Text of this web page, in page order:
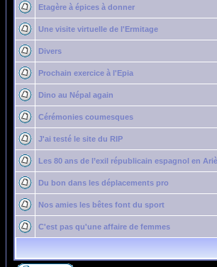
Etagère à épices à donner
Une visite virtuelle de l'Ermitage
Divers
Prochain exercice à l'Epia
Dino au Népal again
Cérémonies coumesques
J'ai testé le site du RIP
Les 80 ans de l’exil républicain espagnol en
Du bon dans les déplacements pro
Nos amies les bêtes font du sport
C'est pas qu'une affaire de femmes